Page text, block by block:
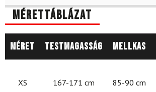
Mérettáblázat
Méret Testmagasság Mellkas
XS 167-171 cm 85-90 cm